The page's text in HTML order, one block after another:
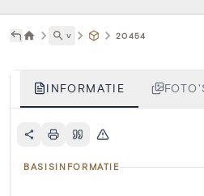
˅ 20454
INFORMATIE
BASISINFORMATIE